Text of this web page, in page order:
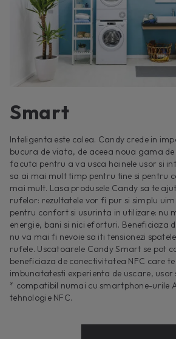
Smart
Inteligenta este calea. Candy crede in
bucura de viata, de aceea noua gama
facuta pentru a va usca hainele usor si
sa ai mai mult timp pentru tine si pentru
mai mult. Lasa produsele Candy sa te
rufelor: rezultatele vor fi pur si simplu
pentru confort si usurinta in utilizare: nu
energie, bani si nici eforturi. Beneficiaza
nu va mai fi nevoie sa iti tensionezi
rufele. Uscatoarele Candy Smart se pot
beneficiaza de conectivitatea NFC care
imbunatatesti experienta de uscare, usor
* compatibil numai cu smartphone-urile
tehnologie NFC.